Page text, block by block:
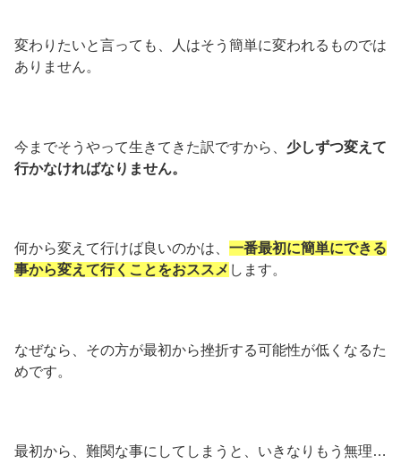
変わりたいと言っても、人はそう簡単に変われるものでは
ありません。
今までそうやって生きてきた訳ですから、 少しずつ変えて
行かなければなりません。
何から変えて行けば良いのかは、 一番最初に簡単にできる
事から変えて行くことをおススメ します。
なぜなら、その方が最初から挫折する可能性が低くなるた
めです。
最初から、難関な事にしてしまうと、いきなりもう無理…